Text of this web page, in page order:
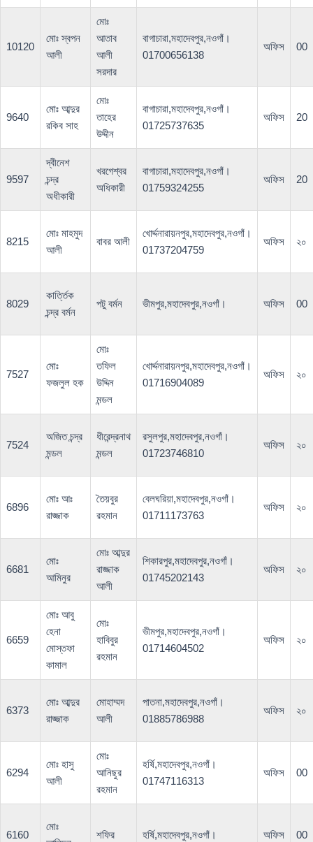
10120
মোঃ স্বপন
আলী
মোঃ
আতাব
আলী
সরদার
বাগাচারা,মহাদেবপুর,নওগাঁ।
01700656138
অফিস 00
9640
মোঃ আব্দুর
রকিব সাহ
মোঃ
তাহের
উদ্দীন
বাগাচারা,মহাদেবপুর,নওগাঁ।
01725737635
অফিস 20
9597
দ্বীনেশ
চন্দ্র
অধীকারী
খরগেশ্বর
অধিকারী
বাগাচারা,মহাদেবপুর,নওগাঁ।
01759324255
অফিস 20
8215
মোঃ মাহমুদ
আলী
বাবর আলী
খোর্দ্দনারায়নপুর,মহাদেবপুর,নওগাঁ।
01737204759
অফিস ২০
8029
কার্ত্তিক
চন্দ্র বর্মন
পটু বর্মন ভীমপুর,মহাদেবপুর,নওগাঁ। অফিস 00
7527
মোঃ
ফজলুল হক
মোঃ
তফিল
উদ্দিন
মন্ডল
খোর্দ্দনারায়নপুর,মহাদেবপুর,নওগাঁ।
01716904089
অফিস ২০
7524
অজিত চন্দ্র
মন্ডল
ধীরেন্দ্রনাথ
মন্ডল
রসুলপুর,মহাদেবপুর,নওগাঁ।
01723746810
অফিস ২০
6896
মোঃ আঃ
রাজ্জাক
তৈয়বুর
রহমান
বেলঘরিয়া,মহাদেবপুর,নওগাঁ।
01711173763
অফিস ২০
6681
মোঃ
আমিনুর
মোঃ আব্দুর
রাজ্জাক
আলী
শিকারপুর,মহাদেবপুর,নওগাঁ।
01745202143
অফিস ২০
6659
মোঃ আবু
হেনা
মোস্তফা
কামাল
মোঃ
হাবিবুর
রহমান
ভীমপুর,মহাদেবপুর,নওগাঁ।
01714604502
অফিস ২০
6373
মোঃ আব্দুর
রাজ্জাক
মোহাম্মদ
আলী
পাতনা,মহাদেবপুর,নওগাঁ।
01885786988
অফিস ২০
6294
মোঃ হাসু
আলী
মোঃ
আনিছুর
রহমান
হর্ষি,মহাদেবপুর,নওগাঁ।
01747116313
অফিস 00
6160
মোঃ
শফির হর্ষি,মহাদেবপুর,নওগাঁ। অফিস 00